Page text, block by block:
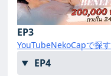
EP3
YouTubeNekoCapで探す
EP4